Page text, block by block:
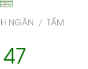
NGĂN / TẤM